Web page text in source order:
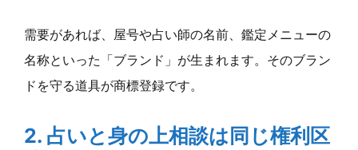
需要があれば、屋号や占い師の名前、鑑定メニューの
名称といった「ブランド」が生まれます。そのブラン
ドを守る道具が商標登録です。
2. 占いと身の上相談は同じ権利区